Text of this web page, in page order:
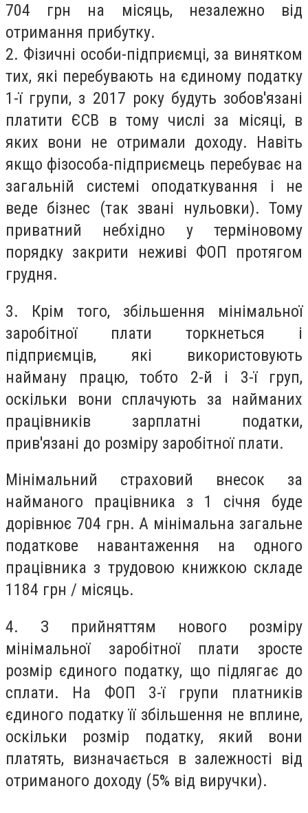
704 грн на місяць, незалежно від
отримання прибутку.
2. Фізичні особи-підприємці, за винятком
тих, які перебувають на єдиному податку
1-ї групи, з 2017 року будуть зобов'язані
платити ЄСВ в тому числі за місяці, в
яких вони не отримали доходу. Навіть
якщо фізособа-підприємець перебуває на
загальній системі оподаткування і не
веде бізнес (так звані нульовки). Тому
приватний небхідно у терміновому
порядку закрити неживі ФОП протягом
грудня.
3. Крім того, збільшення мінімальної
заробітної плати торкнеться і
підприємців, які використовують
найману працю, тобто 2-й і 3-ї груп,
оскільки вони сплачують за найманих
працівників зарплатні податки,
прив'язані до розміру заробітної плати.
Мінімальний страховий внесок за
найманого працівника з 1 січня буде
дорівнює 704 грн.А мінімальна загальне
податкове навантаження на одного
працівника з трудовою книжкою складе
1184 грн / місяць.
4. З прийняттям нового розміру
мінімальної заробітної плати зросте
розмір єдиного податку, що підлягає до
сплати. На ФОП 3-ї групи платників
єдиного податку її збільшення не вплине,
оскільки розмір податку, який вони
платять, визначається в залежності від
отриманого доходу (5% від виручки).